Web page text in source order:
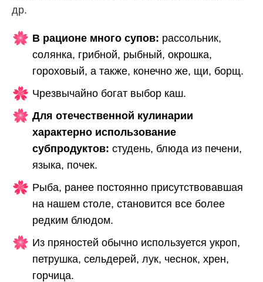
др.
В рационе много супов: рассольник,
солянка, грибной, рыбный, окрошка,
гороховый, а также, конечно же, щи, борщ.
Чрезвычайно богат выбор каш.
Для отечественной кулинарии
характерно использование
субпродуктов: студень, блюда из печени,
языка, почек.
Рыба, ранее постоянно присутствовавшая
на нашем столе, становится все более
редким блюдом.
Из пряностей обычно используется укроп,
петрушка, сельдерей, лук, чеснок, хрен,
горчица.